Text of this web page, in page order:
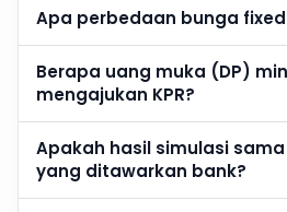
Apa perbedaan bunga
Berapa uang muka (DP)
mengajukan KPR?
Apakah hasil simulasi
yang ditawarkan bank?